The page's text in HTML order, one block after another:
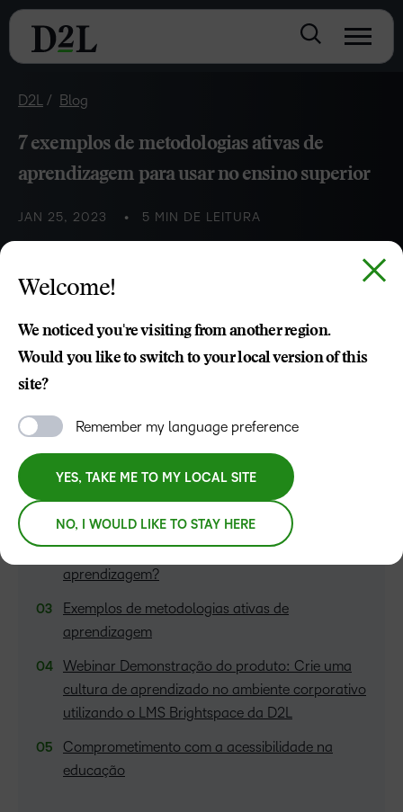
D2L Blog
7 exemplos de metodologias ativas de
aprendizagem para usar no ensino superior
JAN 25, 2023 5 MIN DE LEITURA
Conheça algumas das principais metodologias ativas de
aprendizagem que podem ser implementadas.
aprendizagem?
Qual a importância das metodologias ativas de
aprendizagem?
Exemplos de metodologias ativas de
aprendizagem
Webinar Demonstração do produto: Crie uma
cultura de aprendizado no ambiente corporativo
utilizando o LMS Brightspace da D2L
Comprometimento com a acessibilidade na
educação
Welcome!
We noticed you're visiting from another region.
Would you like to switch to your local version of this
site?
Remember my language preference
YES, TAKE ME TO MY LOCAL SITE
NO, I WOULD LIKE TO STAY HERE